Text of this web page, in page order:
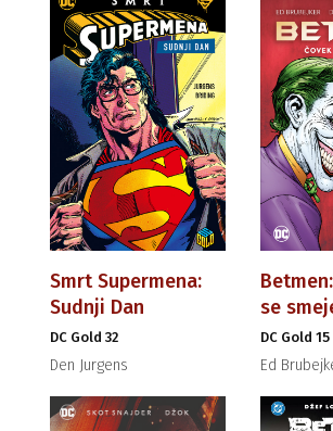
Smrt Supermena:
Sudnji Dan
DC Gold 32
Den Jurgens
se
DC Gold 15
Ed